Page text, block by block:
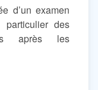
d’un examen
particulier des
après les